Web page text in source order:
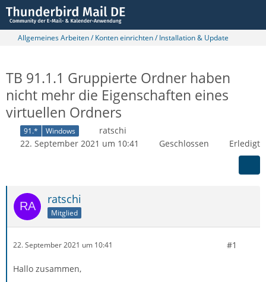
Allgemeines Arbeiten / Konten einrichten / Installation & Update
TB 91.1.1 Gruppierte Ordner haben
nicht mehr die Eigenschaften eines
virtuellen Ordners
91.* Windows
ratschi
22. September 2021 um 10:41
Geschlossen Erledigt
ratschi
Mitglied
22. September 2021 um 10:41 #1
Hallo zusammen,